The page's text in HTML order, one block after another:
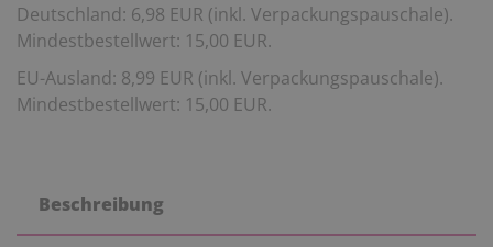
Deutschland: 6,98 EUR (inkl. Verpackungspauschale).
Mindestbestellwert: 15,00 EUR.
EU-Ausland: 8,99 EUR (inkl. Verpackungspauschale).
Mindestbestellwert: 15,00 EUR.
Beschreibung